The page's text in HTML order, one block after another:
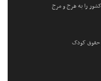
را به هرج و مرج
حقوق کودک